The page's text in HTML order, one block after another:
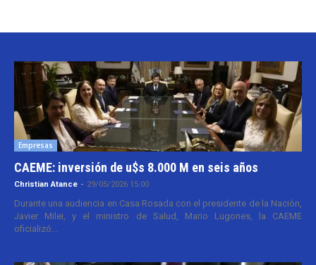
Empresas
CAEME: inversión de u$s 8.000 M en seis años
Christian Atance - 29/05/2026 15:00
Durante una audiencia en Casa Rosada con el presidente de la Nación,
Javier Milei, y el ministro de Salud, Mario Lugones, la CAEME
oficializó...